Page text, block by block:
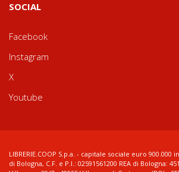
SOCIAL
Facebook
Instagram
X
Youtube
LIBRERIE.COOP S.p.a. - capitale sociale euro
di Bologna, C.F. e P.I.: 02591561200 REA di Bologna: